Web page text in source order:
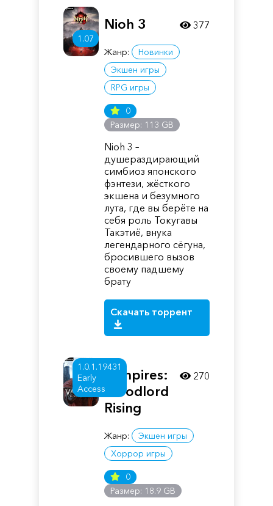
1.07
Nioh 3
Жанр:
Новинки
Экшен игры
RPG игры
0
Размер: 113 GB
Nioh 3 –
душераздирающий
симбиоз японского
фэнтези, жёсткого
экшена и безумного
лута, где вы берёте на
себя роль Токугавы
Такэтиё, внука
легендарного сёгуна,
бросившего вызов
своему падшему
брату
Скачать торрент
377
1.0.1.19431
Early
Access
Vampires:
Bloodlord
Rising
Жанр:
Экшен игры
Хоррор игры
0
Размер: 18.9 GB
270